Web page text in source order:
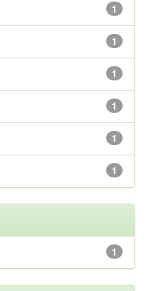
1
1
1
1
1
1
1